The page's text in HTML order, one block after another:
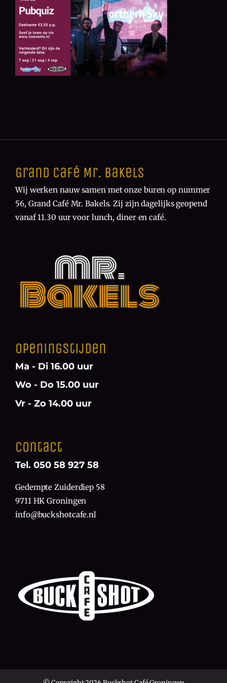
Grand Café Mr. Bakels
Wij werken nauw samen met onze buren op nummer
56, Grand Café Mr. Bakels. Zij zijn dagelijks geopend
vanaf 11.30 uur voor lunch, diner en café.
Openingstijden
Ma - Di 16.00 uur
Wo - Do 15.00 uur
Vr - Zo 14.00 uur
Contact
Tel. 050 58 927 58
Gedempte Zuiderdiep 58
9711 HK Groningen
info@buckshotcafe.nl